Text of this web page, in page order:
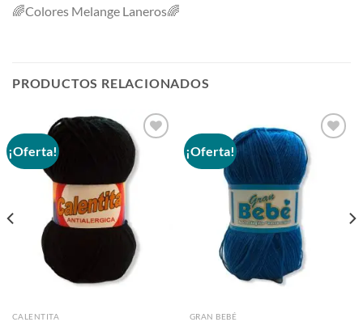
🌈Colores Melange Laneros🌈
PRODUCTOS RELACIONADOS
¡Oferta!
CALENTITA
¡Oferta!
GRAN BEBÉ